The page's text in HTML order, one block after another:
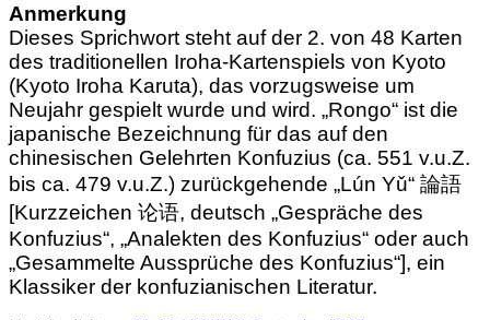
Anmerkung
Dieses Sprichwort steht auf der 2. von 48 Karten
des traditionellen Iroha-Kartenspiels von Kyoto
(Kyoto Iroha Karuta), das vorzugsweise um
Neujahr gespielt wurde und wird. „Rongo“ ist die
japanische Bezeichnung für das auf den
chinesischen Gelehrten Konfuzius (ca. 551 v.u.Z.
bis ca. 479 v.u.Z.) zurückgehende „Lún Yǔ“ 論語
[Kurzzeichen 论语, deutsch „Gespräche des
Konfuzius“, „Analekten des Konfuzius“ oder auch
„Gesammelte Aussprüche des Konfuzius“], ein
Klassiker der konfuzianischen Literatur.